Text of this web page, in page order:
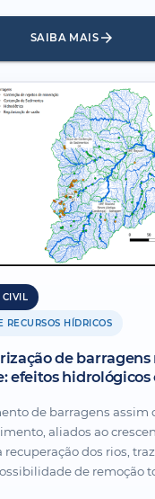
SAIBA MAIS arrow_forward
RECURSOS HÍDRICOS
de barragens
efeitos hidrológicos
de barragens assim
aliados ao
recuperação dos rios,
de remoção